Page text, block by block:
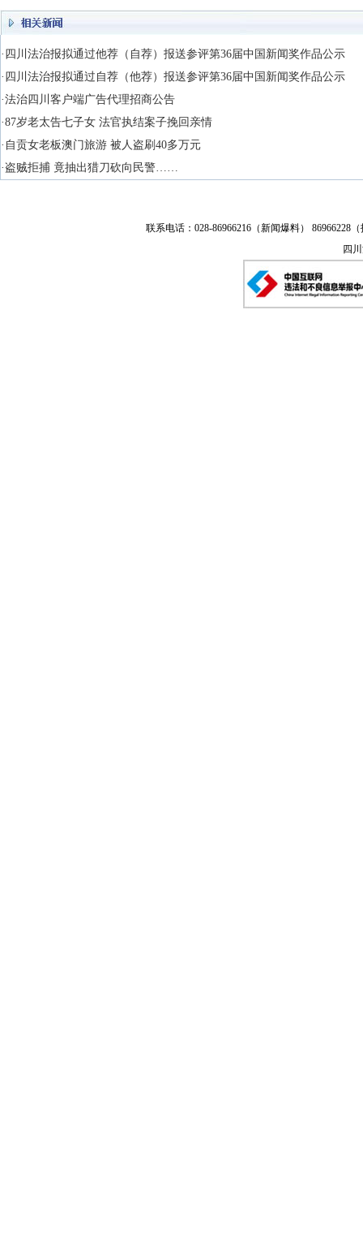
·四川法治报拟通过他荐（自荐）报送参评第36届中国新闻奖作品公示
·四川法治报拟通过自荐（他荐）报送参评第36届中国新闻奖作品公示
·法治四川客户端广告代理招商公告
·87岁老太告七子女 法官执结案子挽回亲情
·自贡女老板澳门旅游 被人盗刷40多万元
·盗贼拒捕 竟抽出猎刀砍向民警……
联系电话：028-86966216（新闻爆料） 86966228
四